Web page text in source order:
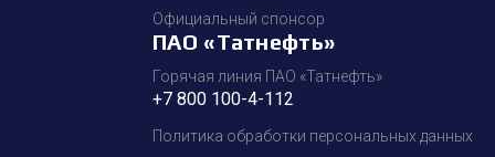
Официальный спонсор
ПАО «Татнефть»
Горячая линия ПАО «Татнефть»
+7 800 100-4-112
Политика обработки персональных данных